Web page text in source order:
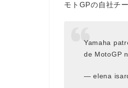
モトGPの自社チ
Yamaha
de MotoGP
— elena